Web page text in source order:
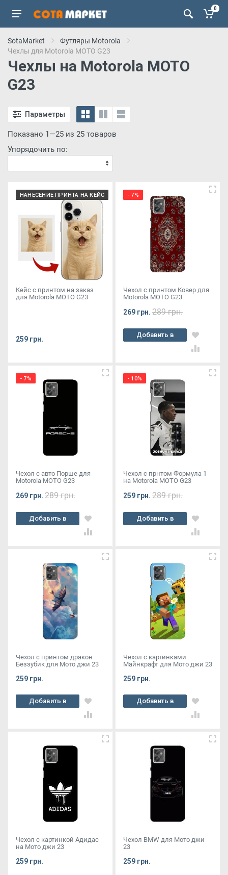
0
SotaMarket
Футляры Motorola
Чехлы для Motorola MOTO G23
Чехлы на Motorola MOTO
G23
Параметры
Показано 1—25 из 25 товаров
Упорядочить по:
НАНЕСЕНИЕ ПРИНТА НА КЕЙС
Кейс с принтом на заказ
для Motorola MOTO G23
259 грн.
- 7%
Чехол с принтом Ковер для
Motorola MOTO G23
269 грн. 289 грн.
Добавить в
корзину
- 7%
Чехол с авто Порше для
Motorola MOTO G23
269 грн. 289 грн.
Добавить в
корзину
- 10%
Чехол с прнтом Формула 1
на Motorola MOTO G23
259 грн. 289 грн.
Добавить в
корзину
Чехол с принтом дракон
Беззубик для Мото джи 23
259 грн.
Добавить в
корзину
Чехол с картинками
Майнкрафт для Мото джи 23
259 грн.
Добавить в
корзину
Чехол с картинкой Адидас
на Мото джи 23
259 грн.
Чехол BMW для Мото джи
23
259 грн.